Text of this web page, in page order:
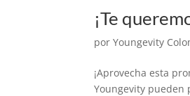
¡Te
porYoungevity
¡Aprovecha esta
Youngevity pueden